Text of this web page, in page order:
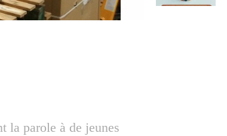
la parole à de jeunes